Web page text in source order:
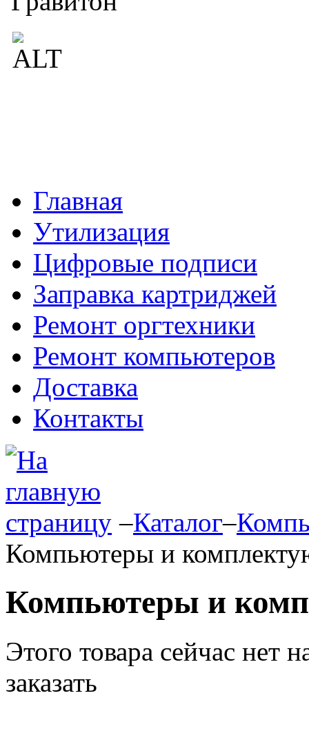
Главная
Утилизация
Цифровые подписи
Заправка картриджей
Ремонт оргтехники
Ремонт компьютеров
Доставка
Контакты
–Каталог–
Компьютеры и
Компьютеры и
Этого товара сейчас нет
заказать